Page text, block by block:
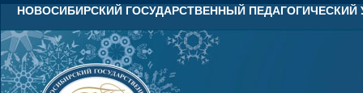
НОВОСИБИРСКИЙ ГОСУДАРСТВЕННЫЙ ПЕДАГОГИЧЕСКИЙ